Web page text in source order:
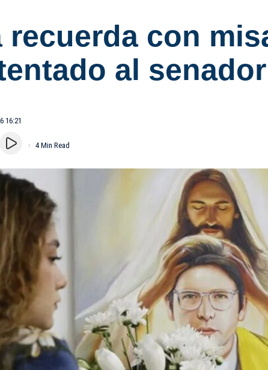
recuerda con
al
16:21
4 Min Read